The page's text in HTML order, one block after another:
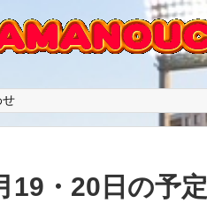
せ
19・20日の予定